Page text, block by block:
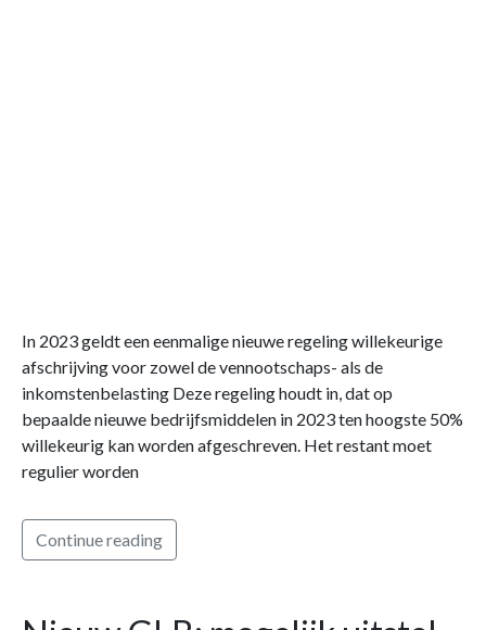
In 2023 geldt een eenmalige nieuwe regeling willekeurige
afschrijving voor zowel de vennootschaps- als de
inkomstenbelasting Deze regeling houdt in, dat op
bepaalde nieuwe bedrijfsmiddelen in 2023 ten hoogste 50%
willekeurig kan worden afgeschreven. Het restant moet
regulier worden
Continue reading